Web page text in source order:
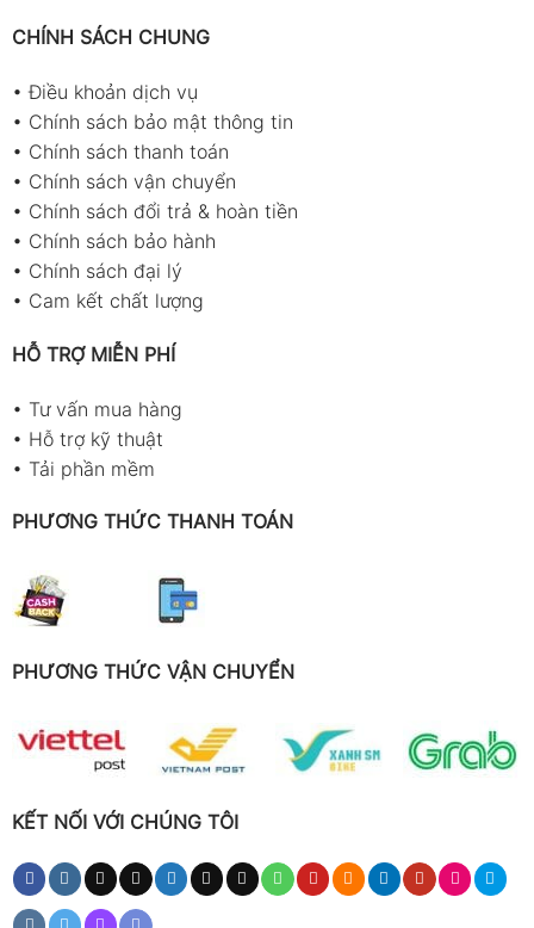
CHÍNH SÁCH CHUNG
•Điều khoản dịch vụ
• Chính sách bảo mật thông tin
• Chính sách thanh toán
• Chính sách vận chuyển
• Chính sách đổi trả & hoàn tiền
• Chính sách bảo hành
• Chính sách đại lý
• Cam kết chất lượng
HỖ TRỢ MIỄN PHÍ
• Tư vấn mua hàng
• Hỗ trợ kỹ thuật
• Tải phần mềm
PHƯƠNG THỨC THANH TOÁN
PHƯƠNG THỨC VẬN CHUYỂN
KẾT NỐI VỚI CHÚNG TÔI